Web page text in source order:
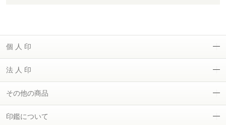
個 人 印
法 人 印
その他の商品
印鑑について